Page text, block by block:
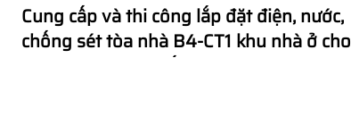
Cung cấp và thi công lắp đặt điện, nước,
chống sét tòa nhà B4-CT1 khu nhà ở cho
người thu nhập thấp